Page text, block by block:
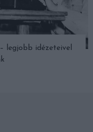
legjobb idézeteivel